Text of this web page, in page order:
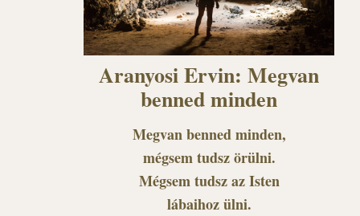
Aranyosi Ervin: Megvan
benned minden
Megvan benned minden,
mégsem tudsz örülni.
Mégsem tudsz az Isten
lábaihoz ülni.